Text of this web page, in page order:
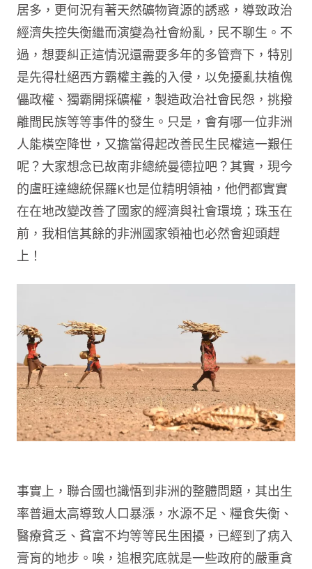
居多，更何況有著天然礦物資源的誘惑，導致政治
經濟失控失衡繼而演變為社會紛亂，民不聊生。不
過，想要糾正這情況還需要多年的多管齊下，特別
是先得杜絕西方霸權主義的入侵，以免擾亂扶植傀
儡政權、獨霸開採礦權，製造政治社會民怨，挑撥
離間民族等等事件的發生。只是，會有哪一位非洲
人能橫空降世，又擔當得起改善民生民權這一艱任
呢？大家想念已故南非總統曼德拉吧？其實，現今
的盧旺達總統保羅K也是位精明領袖，他們都實實
在在地改變改善了國家的經濟與社會環境；珠玉在
前，我相信其餘的非洲國家領袖也必然會迎頭趕
上！
事實上，聯合國也識悟到非洲的整體問題，其出生
率普遍太高導致人口暴漲，水源不足、糧食失衡、
醫療貧乏、貧富不均等等民生困擾，已經到了病入
膏肓的地步。唉，追根究底就是一些政府的嚴重貪